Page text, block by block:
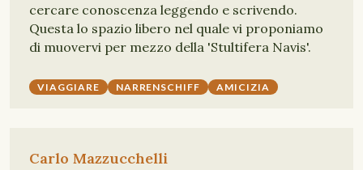
cercare conoscenza leggendo e scrivendo.
Questa lo spazio libero nel quale vi proponiamo
di muovervi per mezzo della 'Stultifera Navis'.
VIAGGIARE NARRENSCHIFF AMICIZIA
Carlo Mazzucchelli